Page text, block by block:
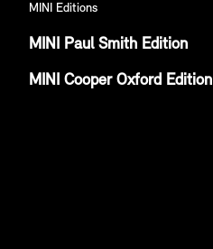
MINI Editions
MINI Paul Smith Edition
MINI Cooper Oxford Edition